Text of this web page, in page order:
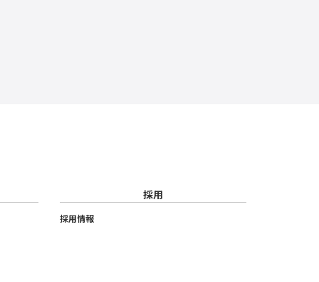
採用
採用情報